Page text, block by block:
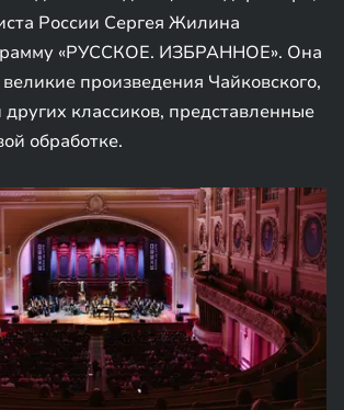
России Сергея Жилина
«РУССКОЕ. ИЗБРАННОЕ». Она
произведения Чайковского,
классиков, представленные
обработке.